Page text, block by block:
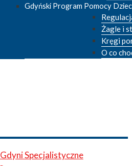
Gdyński Program Pomocy
Żagle i
Kręgi
O co